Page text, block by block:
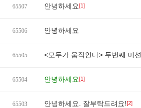
65507 안녕하세요[1]
65506 안녕하세요
65505 <모두가 움직인다> 두번째 미션
65504 안녕하세요[1]
65503 안녕하세요. 잘부탁드려요![2]